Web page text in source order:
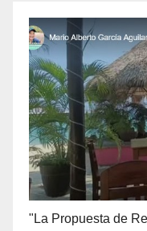
"La Propuesta de